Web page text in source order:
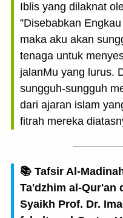
Iblis yang dilaknat
”Disebabkan
maka aku akan
tenaga untuk
jalanMu yang lurus.
sungguh-sungguh
dari ajaran islam
fitrah mereka
📚 Tafsir Al-
Ta'dzhim al-Qur'an
Syaikh Prof. Dr.